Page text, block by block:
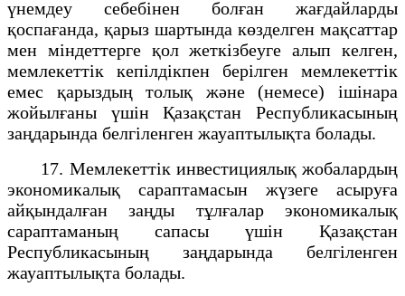
үнемдеу себебінен болған жағдайларды
қоспағанда, қарыз шартында көзделген мақсаттар
мен міндеттерге қол жеткізбеуге алып келген,
мемлекеттік кепілдікпен берілген мемлекеттік
емес қарыздың толық және (немесе) ішінара
жойылғаны үшін Қазақстан Республикасының
заңдарында белгіленген жауаптылықта болады.
17. Мемлекеттік инвестициялық жобалардың
экономикалық сараптамасын жүзеге асыруға
айқындалған заңды тұлғалар экономикалық
сараптаманың сапасы үшін Қазақстан
Республикасының заңдарында белгіленген
жауаптылықта болады.